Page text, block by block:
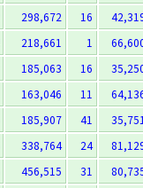
298,672 16
218,661 1
185,063 16
163,046 11
185,907 41 35,751
338,764 24
456,515 31